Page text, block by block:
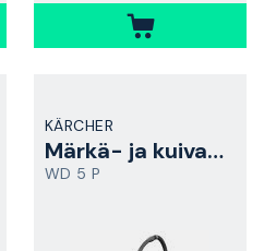
KÄRCHER
Märkä- ja kuivaimuri
WD 5 P